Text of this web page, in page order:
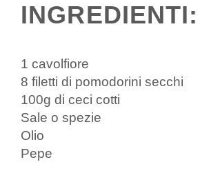
INGREDIENTI:
1 cavolfiore
8 filetti di pomodorini secchi
100g di ceci cotti
Sale o spezie
Olio
Pepe